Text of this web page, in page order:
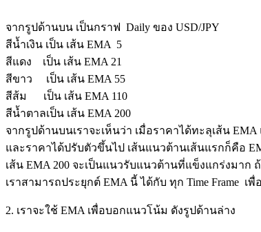
จากรูปด้านบน เป็นกราฟ Daily ของ USD/JPY
สีน้ำเงิน เป็น เส้น EMA 5
สีแดง เป็น เส้น EMA 21
สีขาว เป็น เส้น EMA 55
สีส้ม เป็น เส้น EMA 110
สีน้ำตาลเป็น เส้น EMA 200
จากรูปด้านบนเราจะเห็นว่า เมื่อราคาได้ทะลุเส้น
และราคาได้ปรับตัวขึ้นไป เส้นแนวต้านเส้นแรกก็คือ
เส้น EMA 200 จะเป็นแนวรับแนวต้านที่แข็งแกร่งมาก
เราสามารถประยุกต์ EMA นี้ ได้กับ ทุก Time Frame เ
2. เราจะใช้ EMA เพื่อบอกแนวโน้ม ดังรูปด้านล่าง